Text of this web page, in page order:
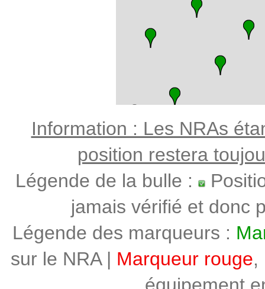
Information : Les NRAs
position restera
Légende de la bulle :
jamais vérifié et donc
Légende des marqueurs :
sur le NRA | Marqueur rouge,